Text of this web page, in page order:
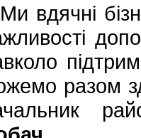
вдячні
разом